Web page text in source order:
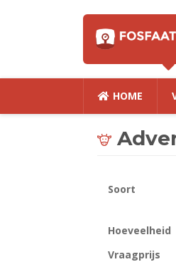
HOME
Soort
Hoeveelheid
Vraagprijs